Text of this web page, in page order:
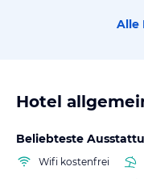
Alle
Hotel
Beliebteste
Wifi kostenfrei